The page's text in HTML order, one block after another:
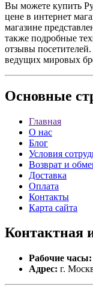
Вы можете купить
цене в интернет
магазине
также подробные
отзывы
ведущих мировых
Основные
Главная
О нас
Блог
Условия
Возврат и
Доставка
Оплата
Контакты
Карта сайта
Контактная
Рабочие часы:
Адрес: г.